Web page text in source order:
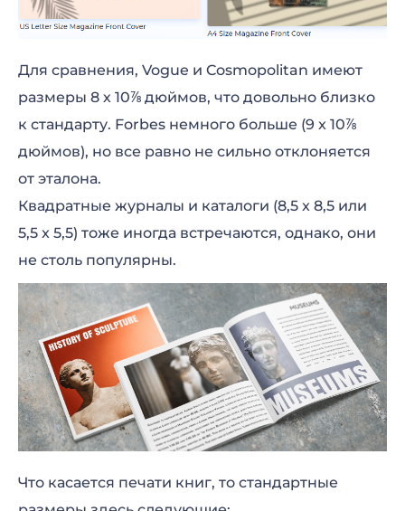
Для сравнения, Vogue и Cosmopolitan имеют
размеры 8 х 10⅞ дюймов, что довольно близко
к стандарту. Forbes немного больше (9 x 10⅞
дюймов), но все равно не сильно отклоняется
от эталона.
Квадратные журналы и каталоги (8,5 x 8,5 или
5,5 x 5,5) тоже иногда встречаются, однако, они
не столь популярны.
Что касается печати книг, то стандартные